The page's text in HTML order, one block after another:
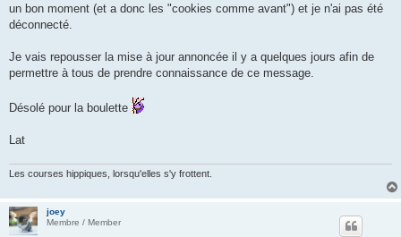
un bon moment (et a donc les "cookies comme avant") et je n'ai pas été
déconnecté.
Je vais repousser la mise à jour annoncée il y a quelques jours afin de
permettre à tous de prendre connaissance de ce message.
Désolé pour la boulette
Lat
Les courses hippiques, lorsqu'elles s'y frottent.
joey
Membre / Member